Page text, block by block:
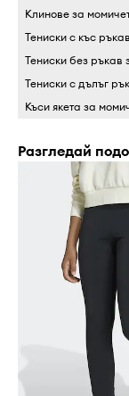
Клинове за
Тениски с къс
Тениски без ръкав
Тениски с дълъг
Къси якета за
Разгледай